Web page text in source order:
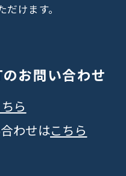
けます。
お問い合わせ
ら
わせはこちら